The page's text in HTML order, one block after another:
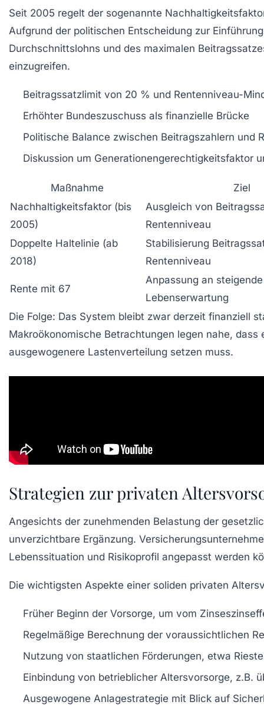
Seit 2005 regelt der sogenannte
Aufgrund der politischen Entscheidung zur
Durchschnittslohns und des maximalen
einzugreifen.
Beitragssatzlimit von 20 % und Rentenniveau-
Erhöhter Bundeszuschuss als finanzielle Brücke
Politische Balance zwischen Beitragszahlern und
Diskussion um Generationengerechtigkeitsfaktor
Maßnahme
Ziel
Nachhaltigkeitsfaktor (bis
2005)
Ausgleich von
Rentenniveau
Doppelte Haltelinie (ab
2018)
Stabilisierung
Rentenniveau
Rente mit 67
Anpassung an steigende
Lebenserwartung
Die Folge: Das System bleibt zwar derzeit finanziell
Makroökonomische Betrachtungen legen nahe,
ausgewogenere Lastenverteilung setzen muss.
Strategien zur privaten
Angesichts der zunehmenden Belastung der
unverzichtbare Ergänzung.
Lebenssituation und Risikoprofil angepasst werden
Die wichtigsten Aspekte einer soliden privaten
Früher Beginn der Vorsorge, um vom
Regelmäßige Berechnung der voraussichtlichen
Nutzung von staatlichen Förderungen, etwa
Einbindung von betrieblicher Altersvorsorge, z.B.
Ausgewogene Anlagestrategie mit Blick auf